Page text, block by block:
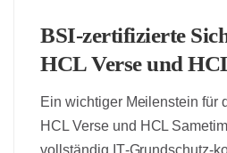
BSI‑zertifizierte
HCL Verse und
Ein wichtiger Meilenstein für
HCL Verse und HCL
vollständig